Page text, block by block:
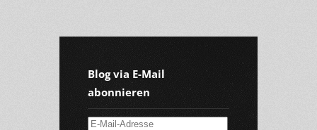
Blog via E-Mail
abonnieren
E-